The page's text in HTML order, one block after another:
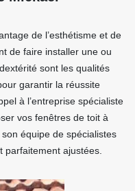
de l’esthétisme et de
de faire installer une ou
sont les qualités
garantir la réussite
à l’entreprise spécialiste
vos fenêtres de toit à
équipe de spécialistes
ajustées.